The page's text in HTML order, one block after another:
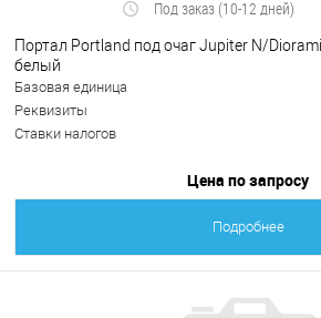
Под заказ (10-12 дней)
Портал Portland под очаг Jupiter N/
белый
Базовая единица
Реквизиты
Ставки налогов
Цена по запросу
Подробнее